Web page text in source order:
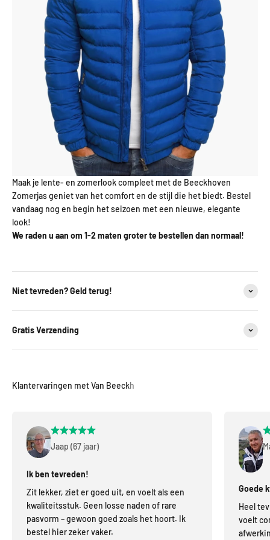
Maak je lente- en zomerlook compleet met de Beeckhoven
Zomerjas geniet van het comfort en de stijl die het biedt. Bestel
vandaag nog en begin het seizoen met een nieuwe, elegante
look!
We raden u aan om 1-2 maten groter te bestellen dan normaal!
Niet tevreden? Geld terug!
Gratis Verzending
Jaap (67 jaar)
Ik ben tevreden!
Zit lekker, ziet er goed uit, en voelt als een
kwaliteitsstuk. Geen losse naden of rare
pasvorm – gewoon goed zoals het hoort. Ik
bestel hier zeker vaker.
Goede
Heel
voelt